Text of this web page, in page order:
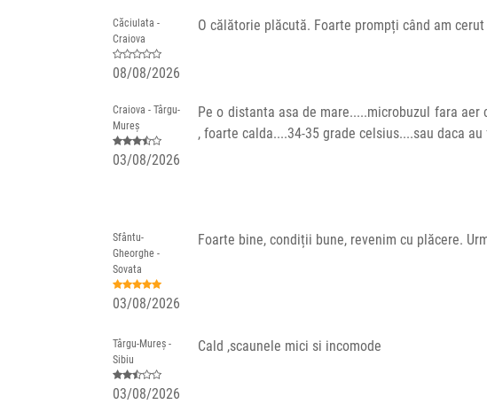
Căciulata -
Craiova
08/08/2026
O călătorie plăcută. Foarte prompți când am
Craiova - Târgu-
Mureș
03/08/2026
Pe o distanta asa de mare.....microbuzul fara
, foarte calda....34-35 grade celsius....sau daca
Sfântu-
Gheorghe -
Sovata
03/08/2026
Foarte bine, condiții bune, revenim cu plăcere.
Târgu-Mureș -
Sibiu
03/08/2026
Cald ,scaunele mici si incomode